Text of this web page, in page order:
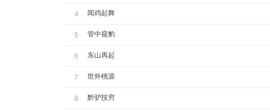
4 闻鸡起舞
5 管中窥豹
6 东山再起
7 世外桃源
8 黔驴技穷